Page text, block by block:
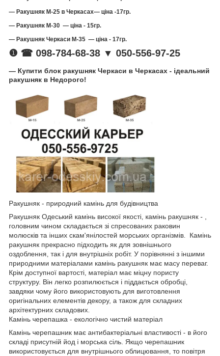
— Ракушняк М-25 в Черкасах— ціна -17гр.
— Ракушняк М-30 — ціна - 15гр.
— Ракушняк Черкаси М-35 — ціна - 17гр.
❶ ☎ 098-784-68-38 ▼ 050-556-97-25
— Купити блок ракушняк Черкаси в Черкасах - ідеальний
ракушняк в Недорого!
Ракушняк - природний камінь для будівництва
Ракушняк Одеський камінь високої якості, камінь ракушняк - ,
головним чином складається зі спресованих раковин
молюсків та інших скам'янілостей морських організмів. Камінь
ракушняк прекрасно підходить як для зовнішнього
оздоблення, так і для внутрішніх робіт. У порівнянні з іншими
природними матеріалами камінь ракушняк має масу переваг.
Крім доступної вартості, матеріал має міцну пористу
структуру. Він легко розпилюється і піддається обробці,
завдяки чому його використовують для виготовлення
оригінальних елементів декору, а також для складних
архітектурних складових.
Камінь черепашка - екологічно чистий матеріал
Камінь черепашник має антибактеріальні властивості - в його
складі присутній йод і морська сіль. Якщо черепашник
використовується для внутрішнього облицювання, то повітря